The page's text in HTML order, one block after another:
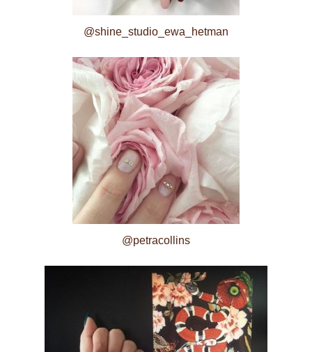
@shine_studio_ewa_hetman
@petracollins